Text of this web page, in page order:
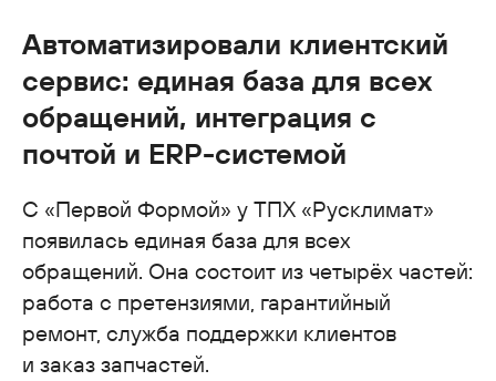
Автоматизировали клиентский
сервис: единая база для всех
обращений, интеграция с
почтой и ERP-системой
С «Первой Формой» у ТПХ «Русклимат»
появилась единая база для всех
обращений. Она состоит из четырёх частей:
работа с претензиями, гарантийный
ремонт, служба поддержки клиентов
и заказ запчастей.